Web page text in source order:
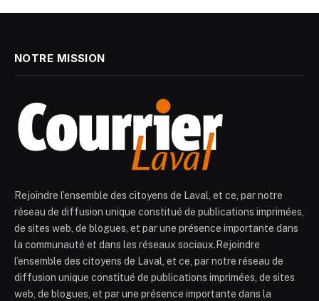
NOTRE MISSION
Rejoindre l’ensemble des citoyens de Laval, et ce, par notre
réseau de diffusion unique constitué de publications imprimées,
de sites web, de blogues, et par une présence importante dans
la communauté et dans les réseaux sociaux.Rejoindre
l’ensemble des citoyens de Laval, et ce, par notre réseau de
diffusion unique constitué de publications imprimées, de sites
web, de blogues, et par une présence importante dans la